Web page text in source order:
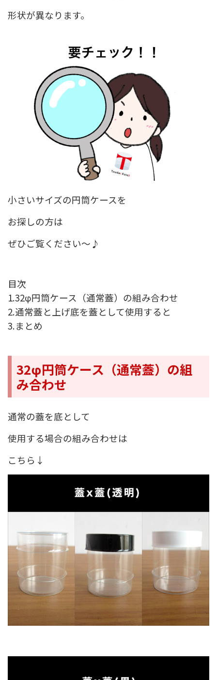
形状が異なります。
小さいサイズの円筒ケースを
お探しの方は
ぜひご覧ください～♪
目次
1.32φ円筒ケース（通常蓋）の組み合わせ
2.通常蓋と上げ底を蓋として使用すると
3.まとめ
32φ円筒ケース（通常蓋）の組
み合わせ
通常の蓋を底として
使用する場合の組み合わせは
こちら↓